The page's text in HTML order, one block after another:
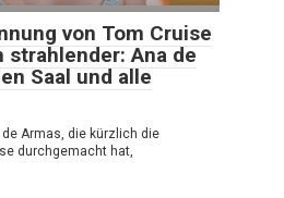
von Tom Cruise
strahlender: Ana de
Saal und alle
Armas, die kürzlich die
durchgemacht hat,